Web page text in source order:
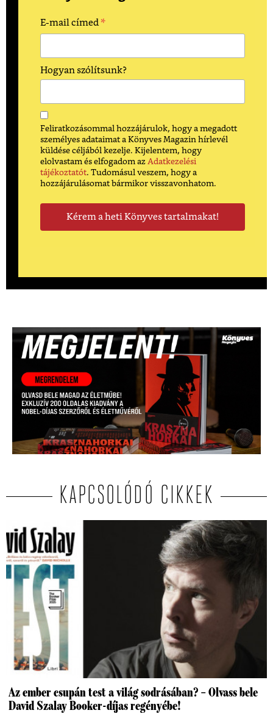
E-mail címed*
Hogyan szólítsunk?
Feliratkozásommal hozzájárulok, hogy a megadott
személyes adataimat a Könyves Magazin hírlevél
küldése céljából kezelje. Kijelentem, hogy
elolvastam és elfogadom az Adatkezelési
tájékoztatót. Tudomásul veszem, hogy a
hozzájárulásomat bármikor visszavonhatom.
KAPCSOLÓDÓ CIKKEK
Az ember csupán test a világ sodrásában? – Olvass bele
David Szalay Booker-díjas regényébe!